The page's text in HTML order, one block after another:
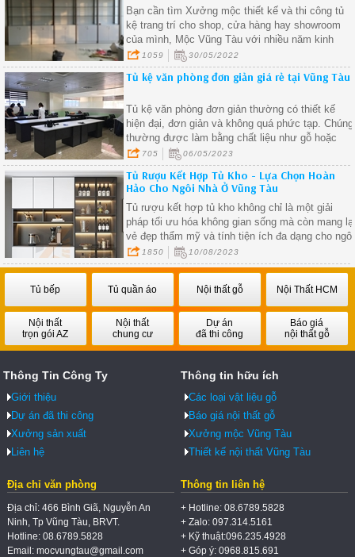
Bạn cần tìm Xưởng mộc thiết kế và thi công tủ
kệ trang trí cho shop, cửa hàng hay showroom
của mình, Mộc Vũng Tàu với nhiều năm kinh
nghiệm uy tín trong lĩnh vực thi công nội thất
trưng bày dành cho cửa hàng, showroom của quý
khách hàng, hãy liên hệ với chúng tôi để nhận
1059 30/05/2022
Tủ kệ văn phòng đơn giản giá rẻ tại Vũng Tàu
Tủ kệ văn phòng đơn giản thường có thiết kế
hiện đại, đơn giản và không quá phức tạp. Chúng
thường được làm bằng chất liệu như gỗ hoặc
thép, với màu sắc trang nhã và tinh tế
705 06/05/2023
Tủ Rượu Kết Hợp Tủ Kho - Lựa Chọn Hoàn
Hảo Cho Ngôi Nhà Ở Vũng Tàu
Tủ rượu kết hợp tủ kho không chỉ là một giải
pháp tối ưu hóa không gian sống mà còn mang
vẻ đẹp thẩm mỹ và tính tiện ích đa dạng cho ngôi
nhà của bạn.
1850 10/08/2023
Tủ bếp Tủ quần áo Nội thất gỗ Nội Thất HCM
Nội thất
trọn gói AZ
Nội thất
chung cư
Dự án
đã thi công
Báo giá
nội thất gỗ
Thông Tin Công Ty
Giới thiệu
Dự án đã thi công
Xưởng sản xuất
Liên hệ
Thông tin hữu ích
Các loại vật liệu gỗ
Báo giá nội thất gỗ
Xưởng mộc Vũng Tàu
Thiết kế nội thất Vũng Tàu
Địa chỉ văn phòng
Địa chỉ: 466 Bình Giã, Nguyễn An
Ninh, Tp Vũng Tàu, BRVT.
Hotline: 08.6789.5828
Email: mocvungtau@gmail.com
Thông tin liên hệ
+ Hotline: 08.6789.5828
+ Zalo: 097.314.5161
+ Kỹ thuật:096.235.4928
+ Góp ý: 0968.815.691